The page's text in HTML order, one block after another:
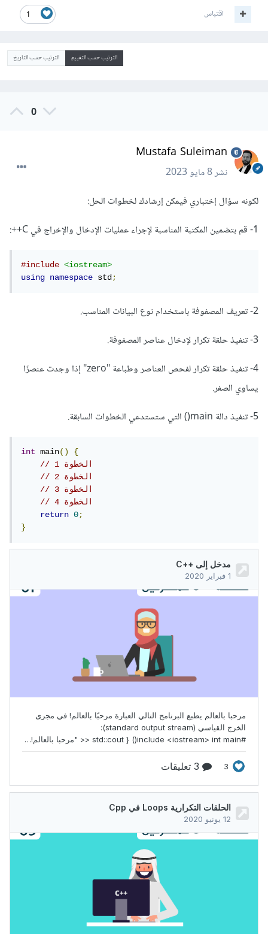
1 اقتباس
الترتيب حسب التقييم الترتيب حسب التاريخ
0
Mustafa Suleiman
نشر8 مايو 2023
لكونه سؤال إختباري فيمكن إرشادك لخطوات الحل:
1- قم بتضمين المكتبة المناسبة لإجراء عمليات الإدخال والإخراج في C++:
#include
<iostream>
using
namespace std;
2- تعريف المصفوفة باستخدام نوع البيانات المناسب.
3- تنفيذ حلقة تكرار لإدخال عناصر المصفوفة.
4- تنفيذ حلقة تكرار لفحص العناصر وطباعة "zero" إذا وجدت عنصرًا
يساوي الصفر.
5- تنفيذ دالة main() التي ستستدعي الخطوات السابقة.
int main()
{
// الخطوة 1
// الخطوة 2
// الخطوة 3
// الخطوة 4
return
0;
}